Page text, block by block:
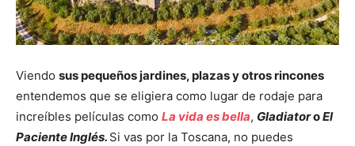
Viendo sus pequeños jardines, plazas y otros rincones
entendemos que se eligiera como lugar de rodaje para
increíbles películas como La vida es bella, GladiatoroEl
Paciente Inglés. Si vas por la Toscana, no puedes